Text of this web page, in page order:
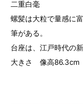
二重白毫
螺髪は大粒で量感に
筆がある。
台座は、江戸時代の新
大きさ 像高